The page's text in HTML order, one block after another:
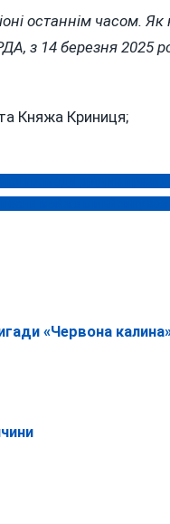
останнім часом.
з 14 березня 2025
Княжа Криниця;
«Червона